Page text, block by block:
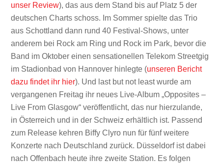
unser Review), das aus dem Stand bis auf Platz 5 der
deutschen Charts schoss. Im Sommer spielte das Trio
aus Schottland dann rund 40 Festival-Shows, unter
anderem bei Rock am Ring und Rock im Park, bevor die
Band im Oktober einen sensationellen Telekom Streetgig
im Stadionbad von Hannover hinlegte (unseren Bericht
dazu findet ihr hier). Und last but not least wurde am
vergangenen Freitag ihr neues Live-Album „Opposites –
Live From Glasgow“ veröffentlicht, das nur hierzulande,
in Österreich und in der Schweiz erhältlich ist. Passend
zum Release kehren Biffy Clyro nun für fünf weitere
Konzerte nach Deutschland zurück. Düsseldorf ist dabei
nach Offenbach heute ihre zweite Station. Es folgen